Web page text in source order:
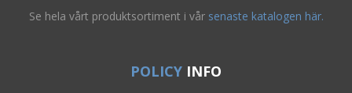
Se hela vårt produktsortiment i vår senaste katalogen här.
POLICY INFO